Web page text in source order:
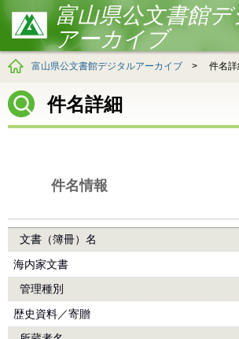
富山県公文書館
アーカイブ
富山県公文書館デジタルアーカイブ > 件名詳
件名詳細
件名情報
文書（簿冊）名
海内家文書
管理種別
歴史資料／寄贈